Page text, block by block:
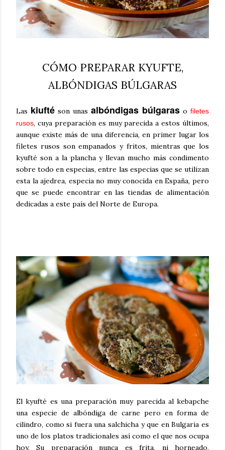
CÓMO PREPARAR KYUFTE,
ALBÓNDIGAS BÚLGARAS
Las kiufté son unas albóndigas búlgaras o filetes
rusos, cuya preparación es muy parecida a estos últimos,
aunque existe más de una diferencia, en primer lugar los
filetes rusos son empanados y fritos, mientras que los
kyufté son a la plancha y llevan mucho más condimento
sobre todo en especias, entre las especias que se utilizan
esta la ajedrea, especia no muy conocida en España, pero
que se puede encontrar en las tiendas de alimentación
dedicadas a este país del Norte de Europa.
El kyufté es una preparación muy parecida al kebapche
una especie de albóndiga de carne pero en forma de
cilindro, como si fuera una salchicha y que en Bulgaria es
uno de los platos tradicionales así como el que nos ocupa
hoy. Su preparación nunca es frita, ni horneado,